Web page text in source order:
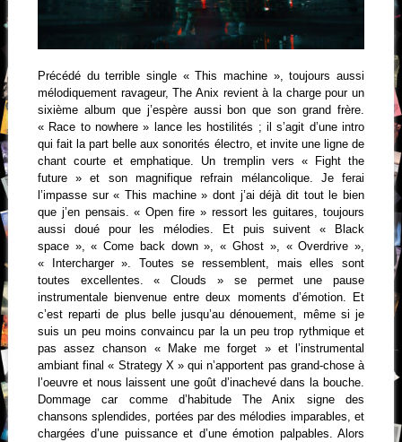
Précédé du terrible single « This machine », toujours aussi
mélodiquement ravageur, The Anix revient à la charge pour un
sixième album que j’espère aussi bon que son grand frère.
« Race to nowhere » lance les hostilités ; il s’agit d’une intro
qui fait la part belle aux sonorités électro, et invite une ligne de
chant courte et emphatique. Un tremplin vers « Fight the
future » et son magnifique refrain mélancolique. Je ferai
l’impasse sur « This machine » dont j’ai déjà dit tout le bien
que j’en pensais. « Open fire » ressort les guitares,toujours
aussi doué pour les mélodies. Et puis suivent « Black
space », « Come back down », «Ghost », « Overdrive »,
« Intercharger ». Toutes se ressemblent, mais elles sont
toutes excellentes. « Clouds » se permet une pause
instrumentale bienvenue entre deux moments d’émotion. Et
c’est reparti de plus belle jusqu’au dénouement, même si je
suis un peu moins convaincu par la un peu trop rythmique et
pas assez chanson « Make me forget » et l’instrumental
ambiant final « Strategy X » qui n’apportent pas grand-chose à
l’oeuvre et nous laissent une goût d’inachevé dans la bouche.
Dommage car comme d’habitude The Anix signe des
chansons splendides, portées par des mélodies imparables, et
chargées d’une puissance et d’une émotion palpables. Alors